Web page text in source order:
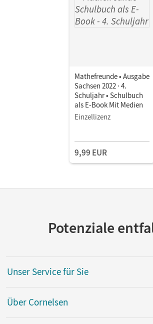
Mathefreunde • Ausgabe
Sachsen 2022 · 4.
Schuljahr • Schulbuch
als E-Book Mit Medien
Einzellizenz
9,99 EUR
Potenziale
Unser Service für Sie
Über Cornelsen